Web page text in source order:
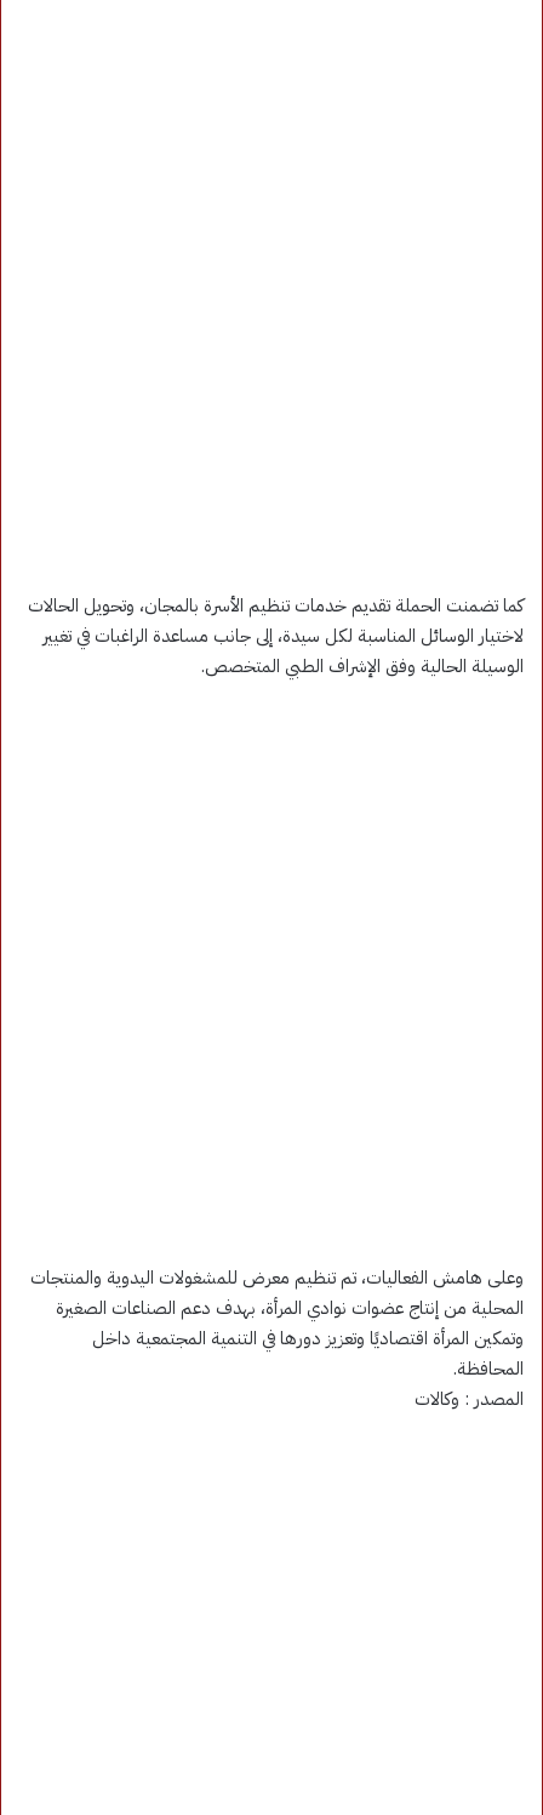
كما تضمنت الحملة تقديم خدمات تنظيم الأسرة بالمجان، وتحويل الحالات
لاختيار الوسائل المناسبة لكل سيدة، إلى جانب مساعدة الراغبات في تغيير
الوسيلة الحالية وفق الإشراف الطبي المتخصص.
وعلى هامش الفعاليات، تم تنظيم معرض للمشغولات اليدوية والمنتجات
المحلية من إنتاج عضوات نوادي المرأة، بهدف دعم الصناعات الصغيرة
وتمكين المرأة اقتصاديًا وتعزيز دورها في التنمية المجتمعية داخل
المحافظة.
المصدر : وكالات